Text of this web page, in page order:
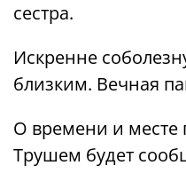
сестра.
Искренне
близким. Вечная
О времени и
Трушем будет